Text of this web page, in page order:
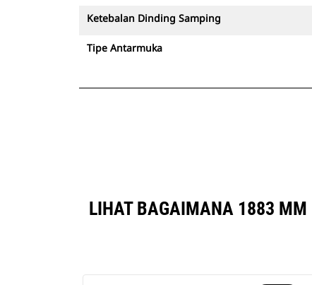
Ketebalan Dinding Samping
Tipe Antarmuka
LIHAT BAGAIMANA 1883 MM